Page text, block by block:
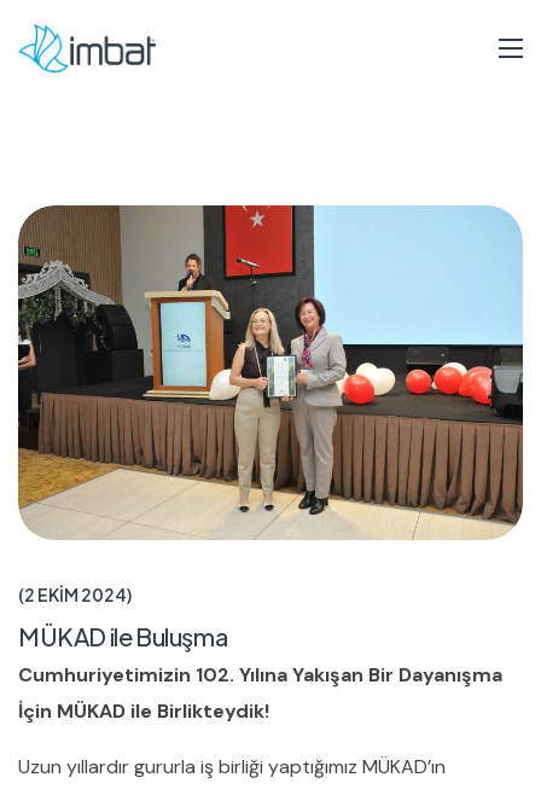
2 EKIM 2024
MÜKAD ile Buluşma
Cumhuriyetimizin 102. Yılına Yakışan Bir Dayanışma
İçin MÜKAD ile Birlikteydik!
Uzun yıllardır gururla iş birliği yaptığımız MÜKAD’ın